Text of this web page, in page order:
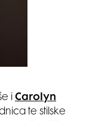
i Carolyn
te stilske